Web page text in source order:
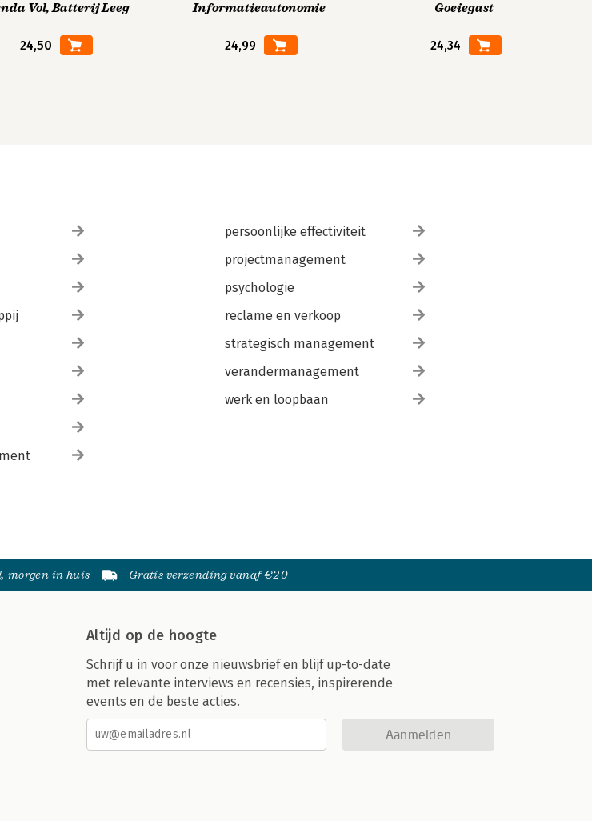
Vol, Batterij Leeg
24,50
Informatieautonomie
24,99
Goeiegast
24,34
persoonlijke effectiviteit
projectmanagement
psychologie
reclame en verkoop
strategisch management
verandermanagement
werk en loopbaan
morgen in huis Gratis verzending vanaf €20
Altijd op de hoogte
Schrijf u in voor onze nieuwsbrief en blijf up-to-date
met relevante interviews en recensies, inspirerende
events en de beste acties.
Aanmelden